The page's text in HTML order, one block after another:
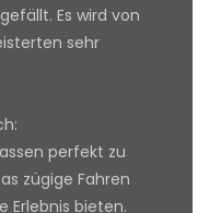
Es wird von
sehr
perfekt zu
zügige Fahren
Erlebnis bieten.